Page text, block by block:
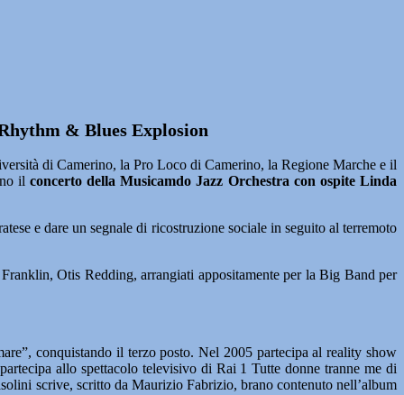
& Blues Explosion
di Camerino, la Pro Loco di Camerino, la Regione Marche e il
il concerto della Musicamdo Jazz Orchestra con ospite Linda
e dare un segnale di ricostruzione sociale in seguito al terremoto
Otis Redding, arrangiati appositamente per la Big Band per
conquistando il terzo posto. Nel 2005 partecipa al reality show
allo spettacolo televisivo di Rai 1 Tutte donne tranne me di
scrive, scritto da Maurizio Fabrizio, brano contenuto nell’album